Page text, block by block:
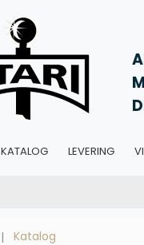
KATALOG LEVERING
Katalog